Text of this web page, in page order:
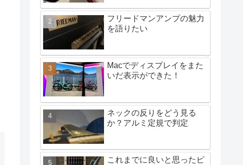
フリードマンアンプの魅力
を語りたい
Macでディスプレイをまた
いだ表示ができた！
ネックの反りをどう見る
か？アルミ定規で判定
これまでに良いと思ったピ